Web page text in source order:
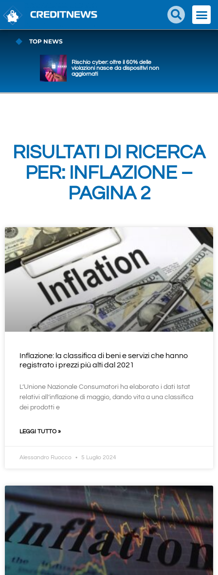
TOP NEWS
Rischio cyber: oltre il 60% delle
violazioni nasce da dispositivi non
aggiornati
RISULTATI DI RICERCA
PER: INFLAZIONE –
PAGINA 2
Inflazione: la classifica di beni e servizi che hanno
registrato i prezzi più alti dal 2021
L’Unione Nazionale Consumatori ha elaborato i dati Istat
relativi all’inflazione di maggio, dando vita a una classifica
dei prodotti e
LEGGI TUTTO »
Alessandro Ruocco 5 Luglio 2024